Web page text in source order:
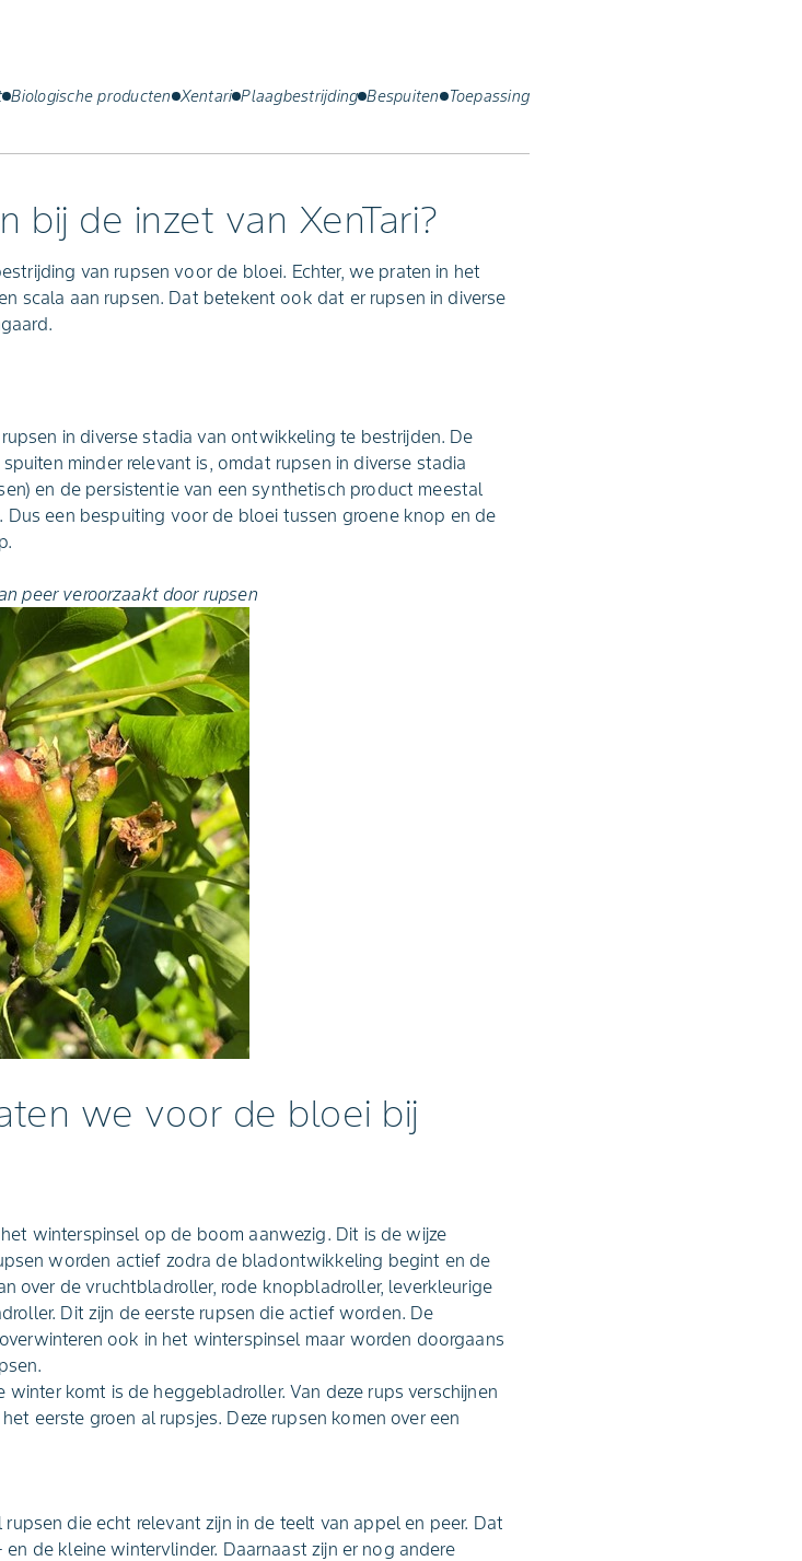
Biologische producten Xentari Plaagbestrijding Bespuiten Toepassing
bij de inzet van XenTari?
van rupsen voor de bloei. Echter, we praten in het
scala aan rupsen. Dat betekent ook dat er rupsen in diverse
in diverse stadia van ontwikkeling te bestrijden. De
minder relevant is, omdat rupsen in diverse stadia
en de persistentie van een synthetisch product meestal
een bespuiting voor de bloei tussen groene knop en de
peer veroorzaakt door rupsen
we voor de bloei bij
winterspinsel op de boom aanwezig. Dit is de wijze
worden actief zodra de bladontwikkeling begint en de
over de vruchtbladroller, rode knopbladroller, leverkleurige
Dit zijn de eerste rupsen die actief worden. De
ook in het winterspinsel maar worden doorgaans
komt is de heggebladroller. Van deze rups verschijnen
eerste groen al rupsjes. Deze rupsen komen over een
rupsen die echt relevant zijn in de teelt van appel en peer. Dat
de kleine wintervlinder. Daarnaast zijn er nog andere